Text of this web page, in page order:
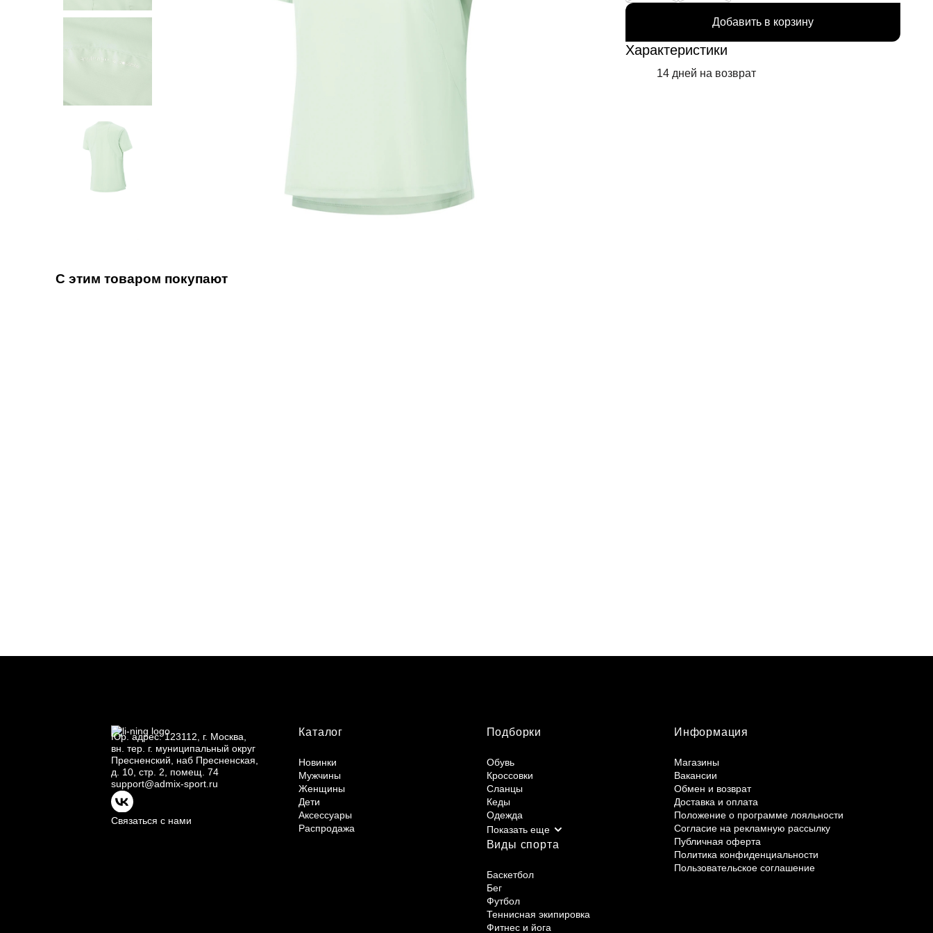
Добавить в корзину
Характеристики
14 дней на возврат
С этим товаром покупают
Юр. адрес: 123112, г. Москва,
вн. тер. г. муниципальный округ
Пресненский, наб Пресненская,
д. 10, стр. 2, помещ. 74
support@admix-sport.ru
Связаться с нами
Каталог
Новинки
Мужчины
Женщины
Дети
Аксессуары
Распродажа
Подборки
Обувь
Кроссовки
Сланцы
Кеды
Одежда
Виды спорта
Баскетбол
Бег
Футбол
Теннисная экипировка
Фитнес и йога
Информация
Магазины
Вакансии
Обмен и возврат
Доставка и оплата
Положение о программе лояльности
Согласие на рекламную рассылку
Публичная оферта
Политика конфиденциальности
Пользовательское соглашение